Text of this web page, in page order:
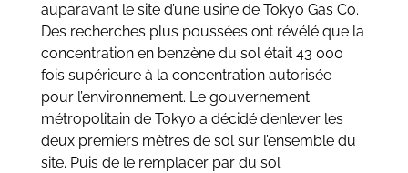
auparavant le site d’une usine de Tokyo Gas Co.
Des recherches plus poussées ont révélé que la
concentration en benzène du sol était 43 000
fois supérieure à la concentration autorisée
pour l’environnement. Le gouvernement
métropolitain de Tokyo a décidé d’enlever les
deux premiers mètres de sol sur l’ensemble du
site. Puis de le remplacer par du sol